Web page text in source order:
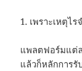
1. เพราะเหตุไ
แพลตฟอร์มแต่ล
แล้วก็หลักการ